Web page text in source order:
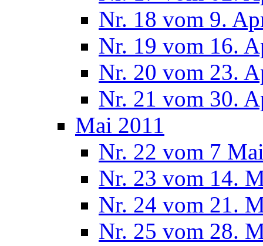
Nr. 18 vom 9.
Nr. 19 vom 16.
Nr. 20 vom 23.
Nr. 21 vom 30.
Mai 2011
Nr. 22 vom 7
Nr. 23 vom 14.
Nr. 24 vom 21.
Nr. 25 vom 28.